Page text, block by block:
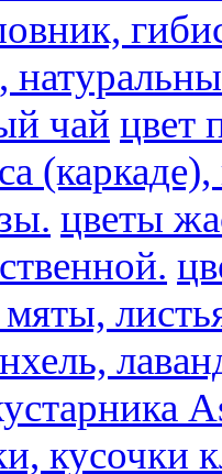
чай цвет
цветы
кусочки